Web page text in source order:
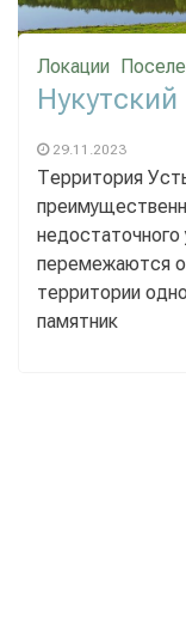
Локации
29.11.2023
Территория
перемежаются
территории
памятник